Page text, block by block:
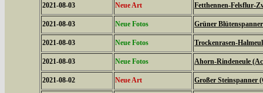
2021-08-03 Neue Art Fetthennen-Felsflur-
2021-08-03 Neue Fotos Grüner
2021-08-03 Neue Fotos Trockenrasen-
2021-08-03 Neue Fotos Ahorn-Rindeneule
2021-08-02 Neue Art Großer Steinspanner